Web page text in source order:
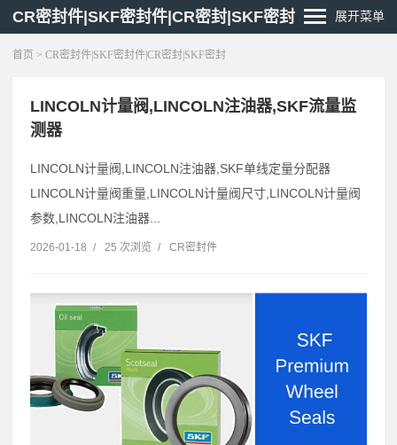
CR密封件|SKF密封件|CR密封|SKF密封 展开菜单
首页 > CR密封件|SKF密封件|CR密封|SKF密封
LINCOLN计量阀,LINCOLN注油器,SKF流量监
测器
LINCOLN计量阀,LINCOLN注油器,SKF单线定量分配器
LINCOLN计量阀重量,LINCOLN计量阀尺寸,LINCOLN计量阀
参数,LINCOLN注油器...
2026-01-18 / 25 次浏览 / CR密封件